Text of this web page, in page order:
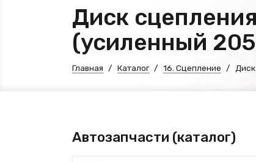
Диск
(усиленный
Главная Каталог 16. Сцепление
Автозапчасти (каталог)